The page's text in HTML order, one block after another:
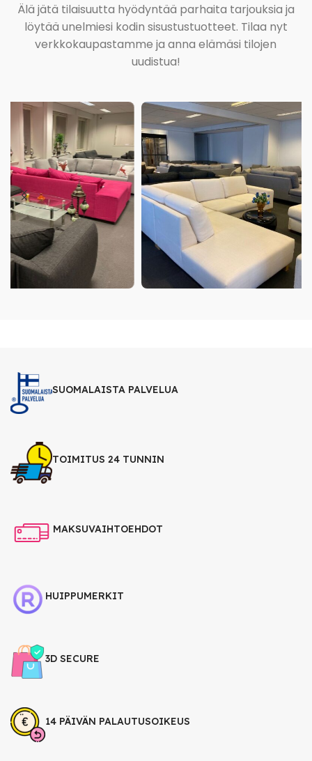
Älä jätä tilaisuutta hyödyntää parhaita tarjouksia ja
löytää unelmiesi kodin sisustustuotteet. Tilaa nyt
verkkokaupastamme ja anna elämäsi tilojen
uudistua!
SUOMALAISTA PALVELUA
TOIMITUS 24 TUNNIN
MAKSUVAIHTOEHDOT
HUIPPUMERKIT
3D SECURE
14 PÄIVÄN PALAUTUSOIKEUS